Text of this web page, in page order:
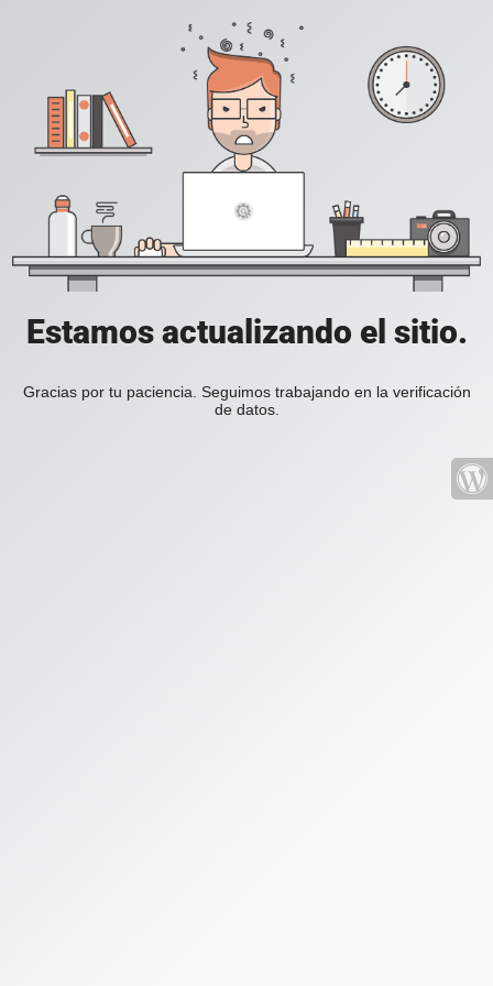
Estamos actualizando el sitio.
Gracias por tu paciencia. Seguimos trabajando en la verificación
de datos.